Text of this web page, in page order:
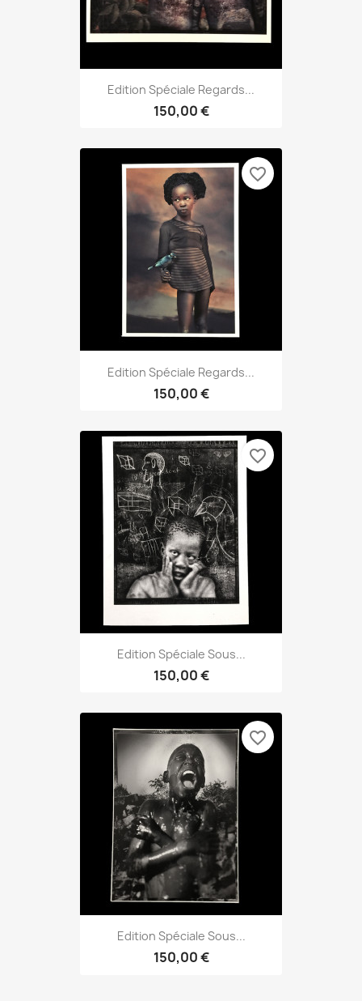
Edition Spéciale Regards...
150,00 €
Edition Spéciale Regards...
150,00 €
favorite_border
Edition Spéciale Sous...
150,00 €
favorite_border
Edition Spéciale Sous...
150,00 €
favorite_border